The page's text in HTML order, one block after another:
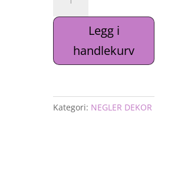
Star
antall
Legg i
handlekurv
Kategori: NEGLER DEKOR